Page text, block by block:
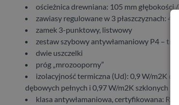
ościeżnica drewniana: 105 mm głębokości
zawiasy regulowane w 3 płaszczyznach: 4
zamek 3-punktowy, listwowy
zestaw szybowy antywłamaniowy P4 –
dwie uszczelki
próg „mrozooporny”
izolacyjność termiczna (Ud): 0,9 W/m2K dla
dębowych pełnych i 0,97 W/m2K szklonych
klasa antywłamaniowa, certyfikowana: